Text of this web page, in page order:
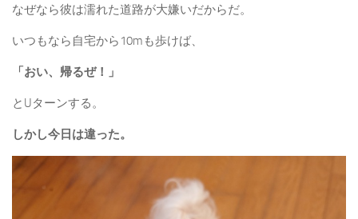
なぜなら彼は濡れた道路が大嫌いだからだ。
いつもなら自宅から10mも歩けば、
「おい、帰るぜ！」
とUターンする。
しかし今日は違った。